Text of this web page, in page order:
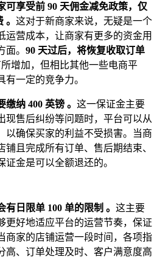
可享受前 90 天佣金减免政策，仅
这对于新商家来说，无疑是一个
运营成本，让商家有更多的资金用
。 90 天过后，将恢复收取订单
增加，但相比其他一些电商平
一定的竞争力。
纳 400 英镑 。 这一保证金主要
现售后纠纷等问题时，平台可以从
以确保买家的利益不受损害。当商
且完成所有订单、售后期结束、
金是可以全额退还的。
有日限单 100 单的限制 。 这主要
更好地适应平台的运营节奏，保证
商家的店铺运营一段时间，各项指
高、订单处理及时、客户满意度高